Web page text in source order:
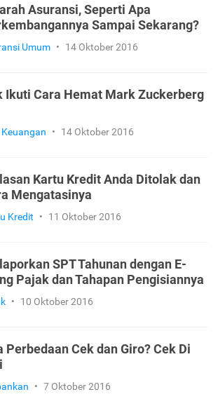
Asuransi, Seperti Apa
Sampai Sekarang?
Umum • 14 Oktober 2016
Ikuti Cara Hemat Mark Zuckerberg
• 14 Oktober 2016
Kartu Kredit Anda Ditolak dan
Mengatasinya
Kredit • 11 Oktober 2016
SPT Tahunan dengan E-
Pajak dan Tahapan Pengisiannya
• 10 Oktober 2016
Perbedaan Cek dan Giro? Cek Di
• 7 Oktober 2016